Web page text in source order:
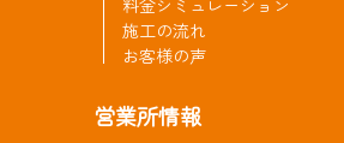
料金シミュレーション
施工の流れ
お客様の声
営業所情報